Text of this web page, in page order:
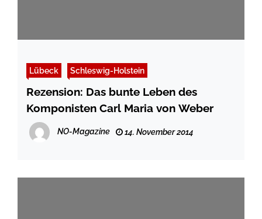
Lübeck Schleswig-Holstein
Rezension: Das bunte Leben des
Komponisten Carl Maria von Weber
NO-Magazine 14. November 2014